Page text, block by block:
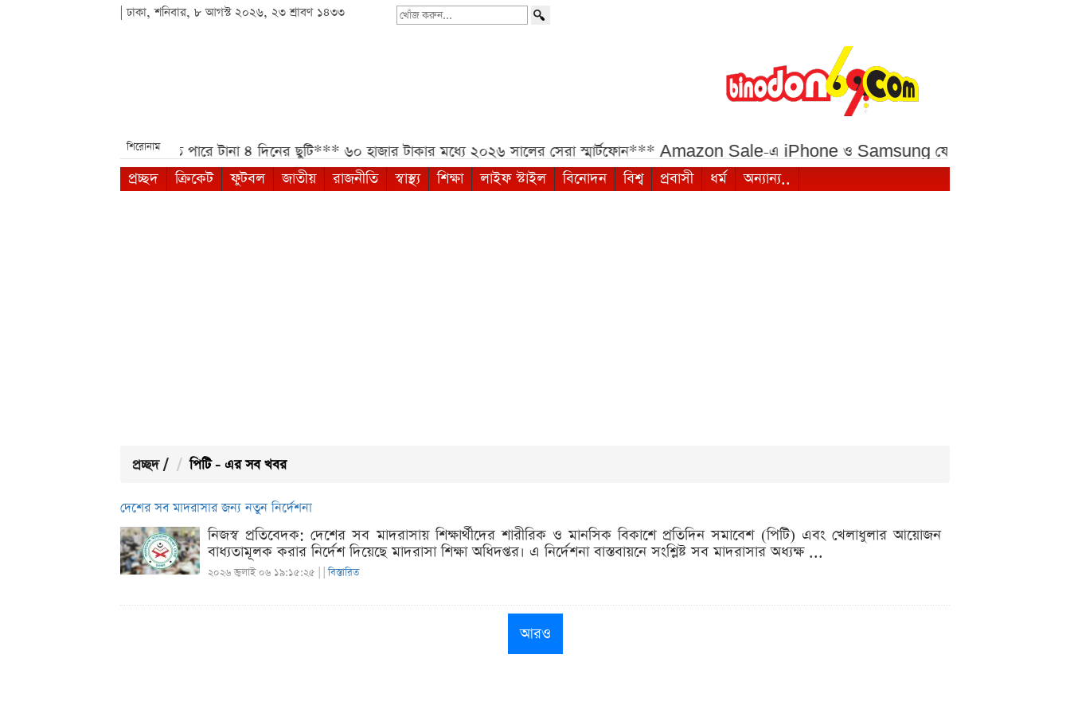
| ঢাকা, শনিবার, ৮ আগস্ট ২০২৬, ২৩ শ্রাবণ ১৪৩৩
খোঁজ
শিরোনাম
আগস্টে মিলতে পারে টানা ৪ দিনের ছুটি*** ৬০ হাজার টাকার মধ্যে ২০২৬ সালের সেরা স্মার্টফোন*** Amazon Sale-এ iPhone ও Samsung ফোনে বড় ছাড়***
প্রচ্ছদ
ক্রিকেট ফুটবল জাতীয় রাজনীতি স্বাস্থ্য শিক্ষা লাইফ স্টাইল বিনোদন বিশ্ব প্রবাসী ধর্ম অন্যান্য..
প্রচ্ছদ / পিটি - এর সব খবর
দেশের সব মাদরাসার জন্য নতুন নির্দেশনা
নিজস্ব প্রতিবেদক: দেশের সব মাদরাসায় শিক্ষার্থীদের শারীরিক ও মানসিক বিকাশে প্রতিদিন সমাবেশ (পিটি) এবং খেলাধুলার আয়োজন
বাধ্যতামূলক করার নির্দেশ দিয়েছে মাদরাসা শিক্ষা অধিদপ্তর। এ নির্দেশনা বাস্তবায়নে সংশ্লিষ্ট সব মাদরাসার অধ্যক্ষ ...
২০২৬ জুলাই ০৬ ১৯:১৫:২৫ | |বিস্তারিত
আরও